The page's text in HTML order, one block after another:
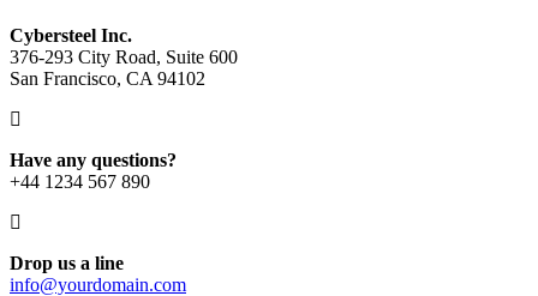
Cybersteel Inc.
376-293 City Road, Suite 600
San Francisco, CA 94102
Have any questions?
+44 1234 567 890
Drop us a line
info@yourdomain.com